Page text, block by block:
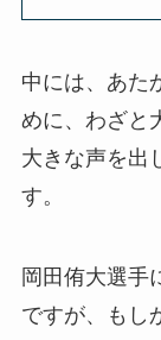
中には、あた
めに、わざと
大きな声を出
す。
岡田侑大選手
ですが、もし